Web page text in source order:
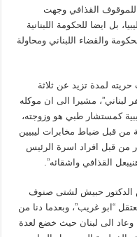
للموقوف القذافي وجهت
بل ايضا للحكومة اللبنانية
والقضاء اللبناني ومحاولة
لمدة تزيد عن ثلاثة
لبناني”، مشيرا الى ان موكله
كمستشار طبي هو وزوجته،
من قبل ضباط مخابرات ليبيين
من قبل افراد اسرة الرئيس
القذافي واشقائه”.
الدكتور حبيش لشتى صنوف
“ابو غريب”، وبعدما دنا من
الى لبنان حيث خضع لعدة